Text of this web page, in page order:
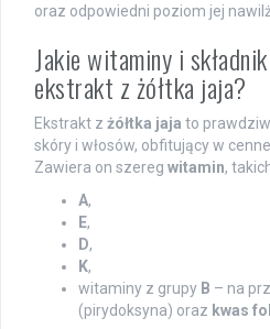
oraz odpowiedni poziom jej
Jakie witaminy i
ekstrakt z żółtka jaja?
Ekstrakt z żółtka jaja to
skóry i włosów, obfitujący w
Zawiera on szereg witamin,
A,
E,
D,
K,
witaminy z grupy B – na
(pirydoksyna) oraz kwas